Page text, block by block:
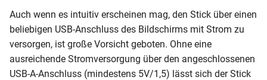
Auch wenn es intuitiv erscheinen mag, den Stick über einen
beliebigen USB-Anschluss des Bildschirms mit Strom zu
versorgen, ist große Vorsicht geboten. Ohne eine
ausreichende Stromversorgung über den angeschlossenen
USB-A-Anschluss (mindestens 5V/1,5) lässt sich der Stick